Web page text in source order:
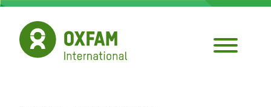
Aller
contenu
principal